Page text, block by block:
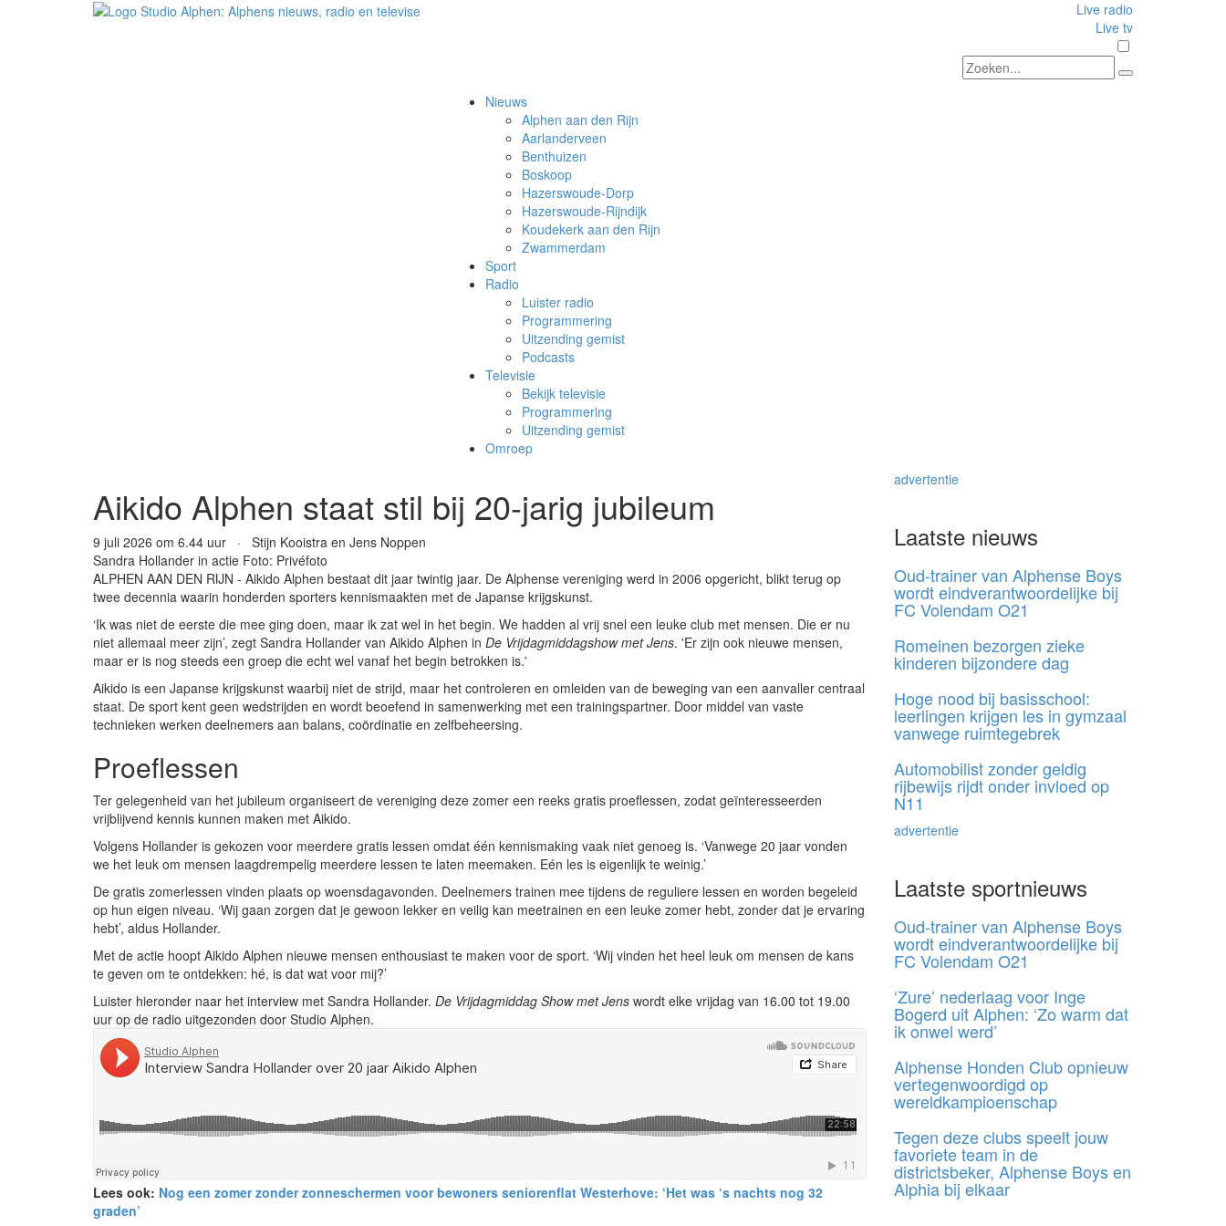
Live radio
Live tv
Nieuws
Alphen aan den Rijn
Aarlanderveen
Benthuizen
Boskoop
Hazerswoude-Dorp
Hazerswoude-Rijndijk
Koudekerk aan den Rijn
Zwammerdam
Sport
Radio
Luister radio
Programmering
Uitzending gemist
Podcasts
Televisie
Bekijk televisie
Programmering
Uitzending gemist
Omroep
Aikido Alphen staat stil bij 20-jarig jubileum
9 juli 2026 om 6.44 uur · Stijn Kooistra en Jens Noppen
Sandra Hollander in actie Foto: Privéfoto
ALPHEN AAN DEN RIJN - Aikido Alphen bestaat dit jaar twintig jaar. De Alphense vereniging werd in 2006 opgericht, blikt terug op
twee decennia waarin honderden sporters kennismaakten met de Japanse krijgskunst.
‘Ik was niet de eerste die mee ging doen, maar ik zat wel in het begin. We hadden al vrij snel een leuke club met mensen. Die er nu
niet allemaal meer zijn’, zegt Sandra Hollander van Aikido Alphen in De Vrijdagmiddagshow met Jens. 'Er zijn ook nieuwe mensen,
maar er is nog steeds een groep die echt wel vanaf het begin betrokken is.'
Aikido is een Japanse krijgskunst waarbij niet de strijd, maar het controleren en omleiden van de beweging van een aanvaller centraal
staat. De sport kent geen wedstrijden en wordt beoefend in samenwerking met een trainingspartner. Door middel van vaste
technieken werken deelnemers aan balans, coördinatie en zelfbeheersing.
Proeflessen
Ter gelegenheid van het jubileum organiseert de vereniging deze zomer een reeks gratis proeflessen, zodat geïnteresseerden
vrijblijvend kennis kunnen maken met Aikido.
Volgens Hollander is gekozen voor meerdere gratis lessen omdat één kennismaking vaak niet genoeg is. ‘Vanwege 20 jaar vonden
we het leuk om mensen laagdrempelig meerdere lessen te laten meemaken. Eén les is eigenlijk te weinig.’
De gratis zomerlessen vinden plaats op woensdagavonden. Deelnemers trainen mee tijdens de reguliere lessen en worden begeleid
op hun eigen niveau. ‘Wij gaan zorgen dat je gewoon lekker en veilig kan meetrainen en een leuke zomer hebt, zonder dat je ervaring
hebt’, aldus Hollander.
Met de actie hoopt Aikido Alphen nieuwe mensen enthousiast te maken voor de sport. ‘Wij vinden het heel leuk om mensen de kans
te geven om te ontdekken: hé, is dat wat voor mij?’
Luister hieronder naar het interview met Sandra Hollander. De Vrijdagmiddag Show met Jens wordt elke vrijdag van 16.00 tot 19.00
uur op de radio uitgezonden door Studio Alphen.
Lees ook: Nog een zomer zonder zonneschermen voor bewoners seniorenflat Westerhove: ‘Het was ‘s nachts nog 32
graden’
advertentie
Laatste nieuws
Oud-trainer van Alphense Boys
wordt eindverantwoordelijke bij
FC Volendam O21
Romeinen bezorgen zieke
kinderen bijzondere dag
Hoge nood bij basisschool:
leerlingen krijgen les in gymzaal
vanwege ruimtegebrek
Automobilist zonder geldig
rijbewijs rijdt onder invloed op
N11
advertentie
Laatste sportnieuws
Oud-trainer van Alphense Boys
wordt eindverantwoordelijke bij
FC Volendam O21
‘Zure’ nederlaag voor Inge
Bogerd uit Alphen: ‘Zo warm dat
ik onwel werd’
Alphense Honden Club opnieuw
vertegenwoordigd op
wereldkampioenschap
Tegen deze clubs speelt jouw
favoriete team in de
districtsbeker, Alphense Boys en
Alphia bij elkaar